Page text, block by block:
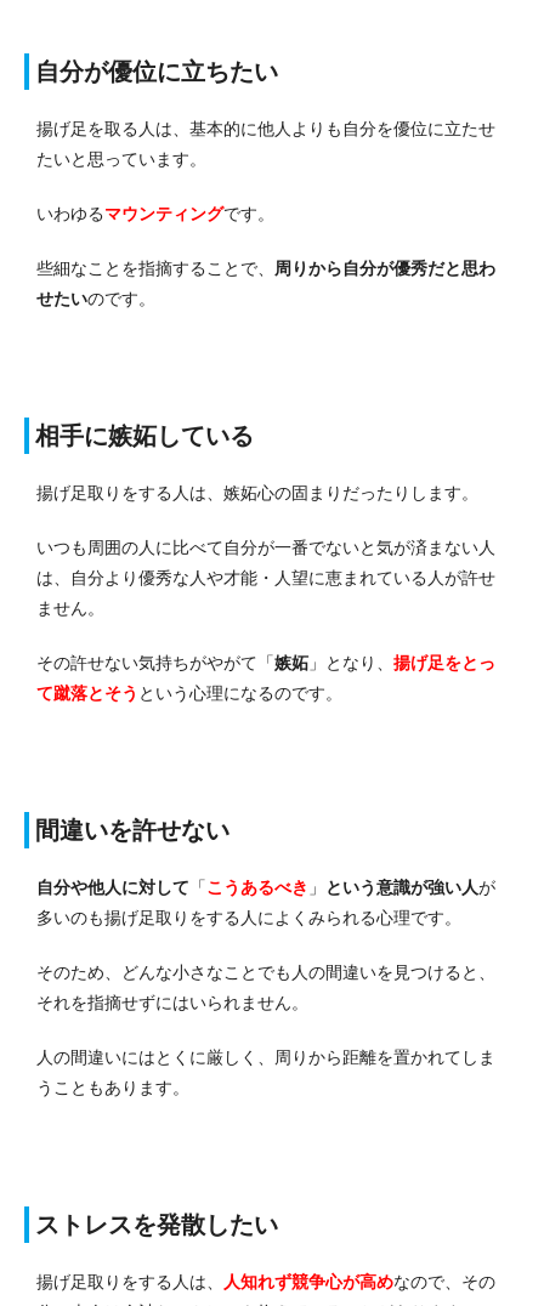
自分が優位に立ちたい
揚げ足を取る人は、基本的に他人よりも自分を優位に立たせ
たいと思っています。
いわゆるマウンティングです。
些細なことを指摘することで、 周りから自分が優秀だと思わ
せたいのです。
相手に嫉妬している
揚げ足取りをする人は、嫉妬心の固まりだったりします。
いつも周囲の人に比べて自分が一番でないと気が済まない人
は、自分より優秀な人や才能・人望に恵まれている人が許せ
ません。
その許せない気持ちがやがて「嫉妬 」となり、 揚げ足をとっ
て蹴落とそう という心理になるのです。
間違いを許せない
自分や他人に対して 「こうあるべき 」 という意識が強い人が
多いのも揚げ足取りをする人によくみられる心理です。
そのため、どんな小さなことでも人の間違いを見つけると、
それを指摘せずにはいられません。
人の間違いにはとくに厳しく、周りから距離を置かれてしま
うこともあります。
ストレスを発散したい
揚げ足取りをする人は、 人知れず競争心が高めなので、その